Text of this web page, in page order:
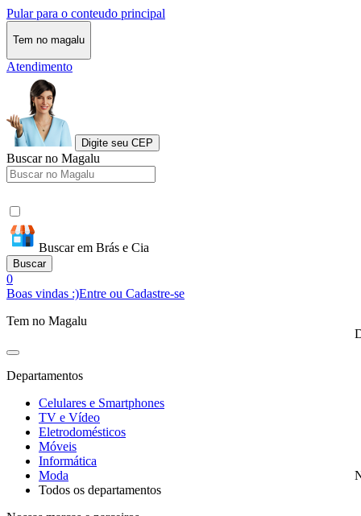
Pular para o conteudo principal
Tem no magalu
Atendimento
Digite seu CEP
Buscar no Magalu
Buscar em Brás e Cia
Buscar
0
Boas vindas :)Entre ou Cadastre-se
Tem no Magalu
Departamentos
Celulares e Smartphones
TV e Vídeo
Eletrodomésticos
Móveis
Informática
Moda
Todos os departamentos